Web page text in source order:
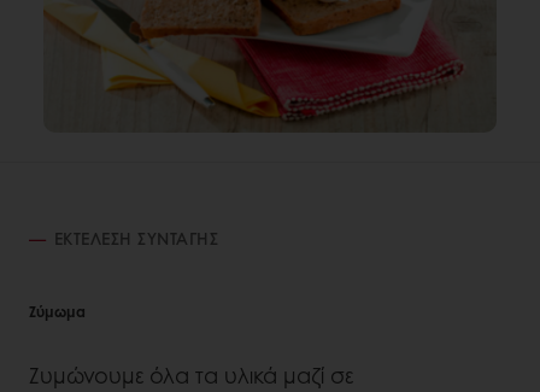
ΕΚΤΈΛΕΣΗ ΣΥΝΤΑΓΉΣ
Ζύμωμα
Ζυμώνουμε όλα τα υλικά μαζί σε